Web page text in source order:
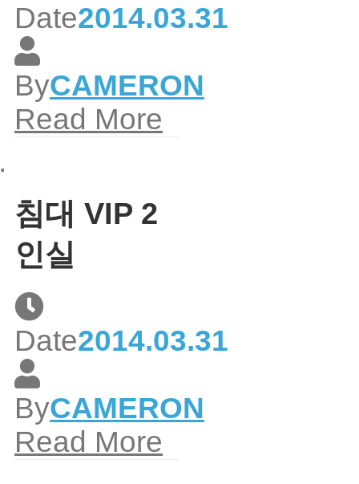
Date2014.03.31
ByCAMERON
Read More
침대 VIP 2
인실
Date2014.03.31
ByCAMERON
Read More